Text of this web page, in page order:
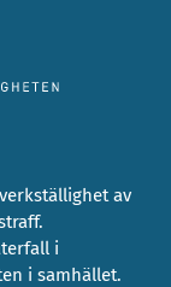
av
i
i samhället.